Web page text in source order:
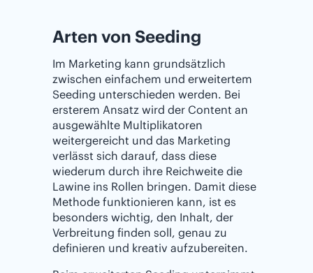
Arten von Seeding
Im Marketing kann grundsätzlich
zwischen einfachem und erweitertem
Seeding unterschieden werden. Bei
ersterem Ansatz wird der Content an
ausgewählte Multiplikatoren
weitergereicht und das Marketing
verlässt sich darauf, dass diese
wiederum durch ihre Reichweite die
Lawine ins Rollen bringen. Damit diese
Methode funktionieren kann, ist es
besonders wichtig, den Inhalt, der
Verbreitung finden soll, genau zu
definieren und kreativ aufzubereiten.